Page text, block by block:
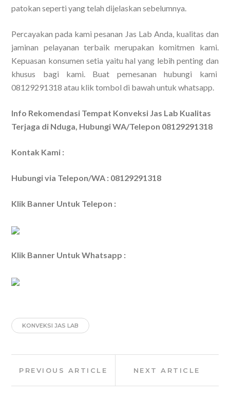
patokan seperti yang telah dijelaskan sebelumnya.
Percayakan pada kami pesanan Jas Lab Anda, kualitas dan
jaminan pelayanan terbaik merupakan komitmen kami.
Kepuasan konsumen setia yaitu hal yang lebih penting dan
khusus bagi kami. Buat pemesanan hubungi kami
08129291318 atau klik tombol di bawah untuk whatsapp.
Info Rekomendasi Tempat Konveksi Jas Lab Kualitas
Terjaga di Nduga, Hubungi WA/Telepon 08129291318
Kontak Kami :
Hubungi via Telepon/WA : 08129291318
Klik Banner Untuk Telepon :
Klik Banner Untuk Whatsapp :
KONVEKSI JAS LAB
navigation
PREVIOUS ARTICLE NEXT ARTICLE